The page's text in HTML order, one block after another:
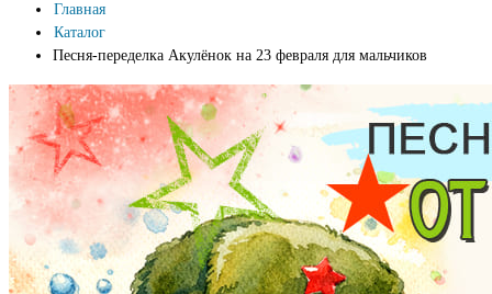
Главная
Каталог
Песня-переделка Акулёнок на 23 февраля для мальчиков